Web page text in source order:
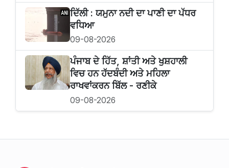
ਦਿੱਲੀ : ਯਮੁਨਾ ਨਦੀ ਦਾ ਪਾਣੀ ਦਾ ਪੱਧਰ
ਵਧਿਆ
09-08-2026
ਪੰਜਾਬ ਦੇ ਹਿੱਤ, ਸ਼ਾਂਤੀ ਅਤੇ ਖੁਸ਼ਹਾਲੀ
ਵਿਚ ਹਨ ਹੱਦਬੰਦੀ ਅਤੇ ਮਹਿਲਾ
ਰਾਖਵਾਂਕਰਨ ਬਿੱਲ - ਰਣੀਕੇ
09-08-2026